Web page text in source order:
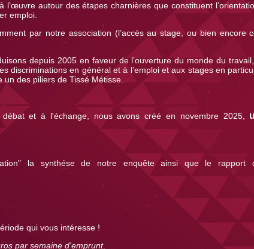
autour des étapes charnières que constituent
emploi.
par notre association (l’accès au stage, ou bien encore
depuis 2005 en faveur de l’ouverture du monde du
discriminations en général et à l’emploi et aux stages en
un des piliers de Tissé Métisse.
et à l'échange, nous avons créé en novembre 2025, u
la synthése de notre enquête ainsi que le rapport
qui vous intéresse !
par semaine d'emprunt.